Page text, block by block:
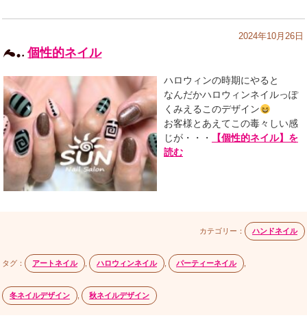
2024年10月26日
個性的ネイル
ハロウィンの時期にやると
なんだかハロウィンネイルっぽ
くみえるこのデザイン
お客様とあえてこの毒々しい感
じが・・・
【個性的ネイル】を
読む
カテゴリー： ハンドネイル
タグ： アートネイル ハロウィンネイル パーティーネイル
冬ネイルデザイン 秋ネイルデザイン